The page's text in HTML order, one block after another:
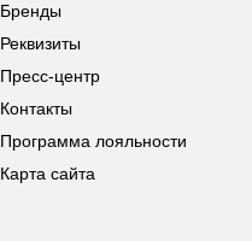
Бренды
Реквизиты
Пресс-центр
Контакты
Программа лояльности
Карта сайта